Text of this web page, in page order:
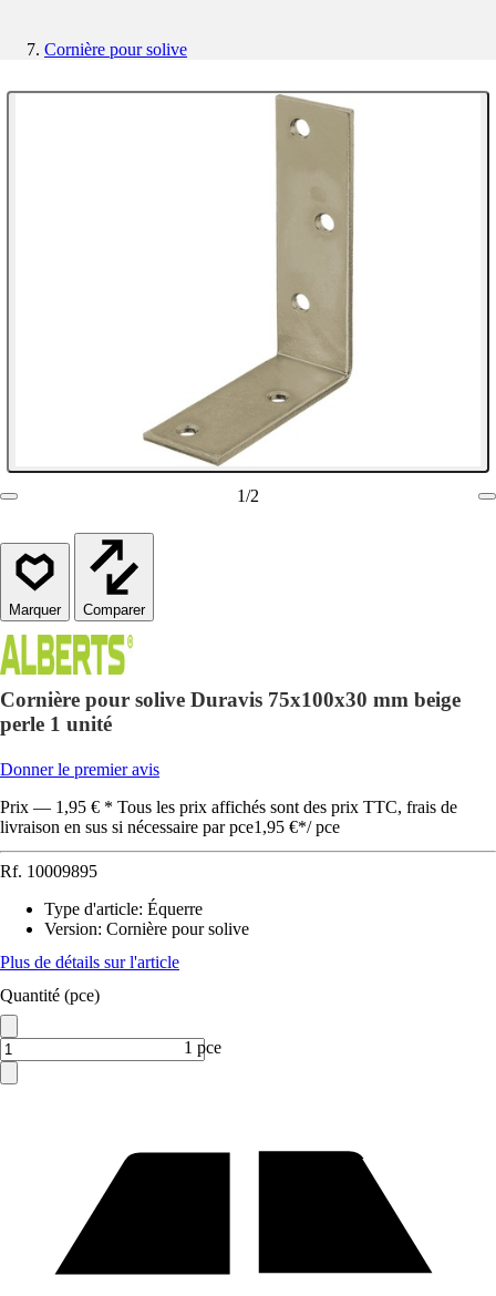
Cornière pour solive
1/2
Comparer
Cornière pour solive Duravis 75x100x30 mm beige
perle 1 unité
Donner le premier avis
Prix — 1,95 € * Tous les prix affichés sont des prix TTC, frais de
livraison en sus si nécessaire par pce1,95 €*/ pce
Rf. 10009895
Type d'article: Équerre
Version: Cornière pour solive
Plus de détails sur l'article
Quantité (pce)
1 pce